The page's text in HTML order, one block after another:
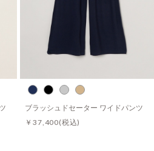
ブラッシュドセーター ワイドパンツ
￥37,400(税込)